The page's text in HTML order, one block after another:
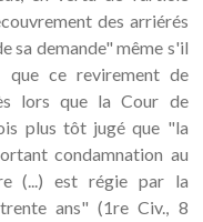
des arriérés
sa demande" même s'il
que ce revirement de
lors que la Cour de
plus tôt jugé que "la
condamnation au
(...) est régie par la
ans" (1re Civ., 8